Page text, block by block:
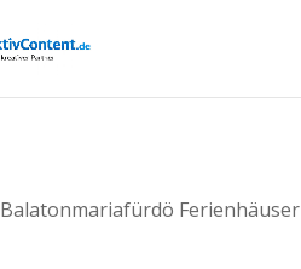
Balatonmariafürdö Ferienhäuser